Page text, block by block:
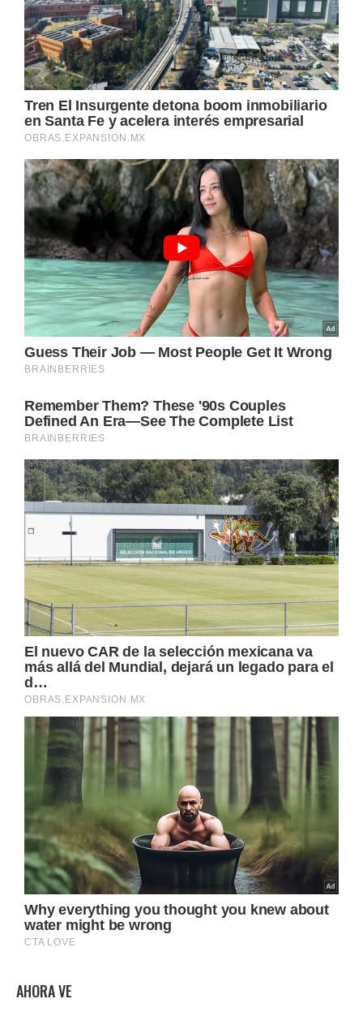
AHORA VE